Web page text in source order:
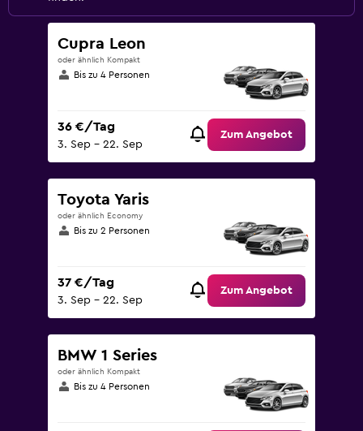
Cupra Leon
oder ähnlich Kompakt
Bis zu 4 Personen
36 €/Tag
3. Sep – 22. Sep
Zum Angebot
Toyota Yaris
oder ähnlich Economy
Bis zu 2 Personen
37 €/Tag
3. Sep – 22. Sep
Zum Angebot
BMW 1 Series
oder ähnlich Kompakt
Bis zu 4 Personen